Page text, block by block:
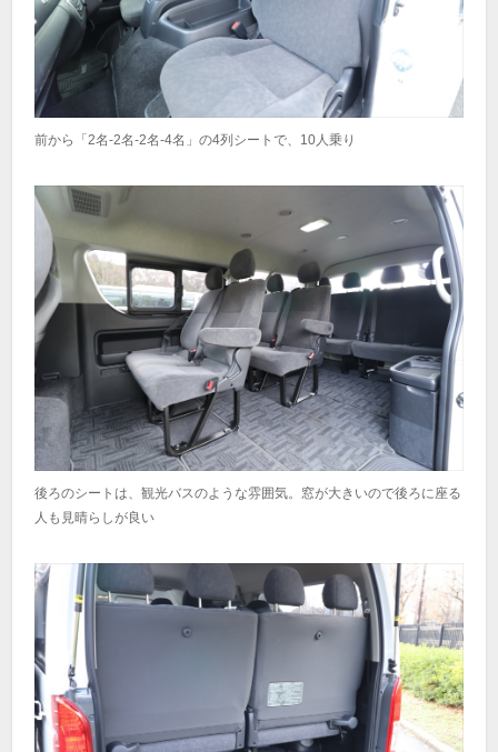
前から「2名-2名-2名-4名」の4列シートで、10人乗り
後ろのシートは、観光バスのような雰囲気。窓が大きいので後ろに座る
人も見晴らしが良い